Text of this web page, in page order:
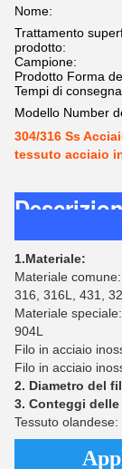
Nome:
Trattamento
prodotto:
Campione:
Prodotto Forma
Tempi di
Modello Number
304/316 Ss
tessuto acciaio
1.Materiale:
Materiale
316, 316L, 431,
Materiale
904L
Filo in acciaio
Filo in acciaio
2. Diametro del
3. Conteggi delle
Tessuto